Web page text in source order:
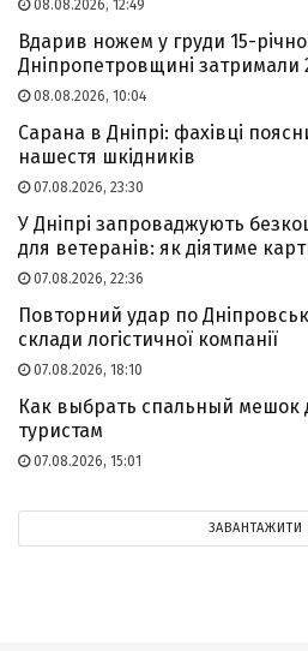
08.08.2026, 12:49
Вдарив ножем у груди 15-
Дніпропетровщині затримали
08.08.2026, 10:04
Сарана в Дніпрі: фахівці
нашестя шкідників
07.08.2026, 23:30
У Дніпрі запроваджують
для ветеранів: як діятиме
07.08.2026, 22:36
Повторний удар по
склади логістичної компанії
07.08.2026, 18:10
Как выбрать спальный мешок
туристам
07.08.2026, 15:01
ЗАВАНТАЖИТИ